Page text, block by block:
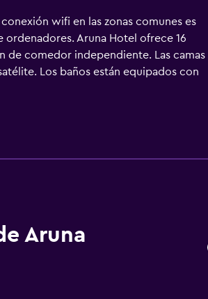
wifi en las zonas comunes es
Aruna Hotel ofrece 16
de comedor independiente. Las camas
Los baños están equipados con
navegar por la web gracias a nuestro
Las habitaciones también incluyen
Aruna